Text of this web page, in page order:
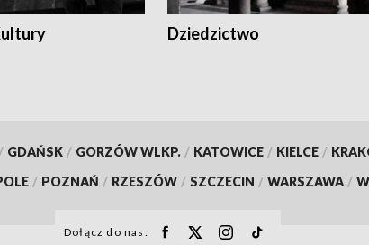
Dziedzictwo
/ GDAŃSK / GORZÓW WLKP. / KATOWICE / KIELCE /
/ POZNAŃ / RZESZÓW / SZCZECIN / WARSZAWA /
Dołącz do nas: